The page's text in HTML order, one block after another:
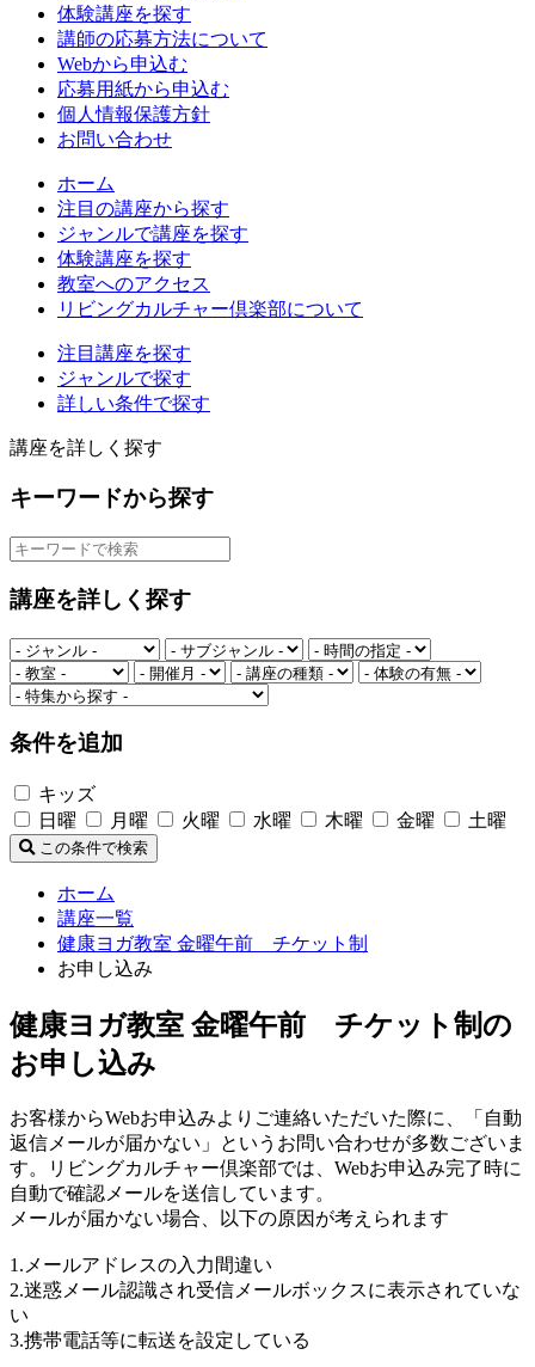
体験講座を探す
講師の応募方法について
Webから申込む
応募用紙から申込む
個人情報保護方針
お問い合わせ
ホーム
注目の講座から探す
ジャンルで講座を探す
体験講座を探す
教室へのアクセス
リビングカルチャー倶楽部について
注目講座を探す
ジャンルで探す
詳しい条件で探す
講座を詳しく探す
キーワードから探す
講座を詳しく探す
条件を追加
キッズ
日曜
月曜 火曜 水曜 木曜 金曜 土曜
この条件で検索
ホーム
講座一覧
健康ヨガ教室 金曜午前 チケット制
お申し込み
健康ヨガ教室 金曜午前 チケット制の
お申し込み
お客様からWebお申込みよりご連絡いただいた際に、「自動
返信メールが届かない」というお問い合わせが多数ございま
す。リビングカルチャー倶楽部では、Webお申込み完了時に
自動で確認メールを送信しています。
メールが届かない場合、以下の原因が考えられます
1.メールアドレスの入力間違い
2.迷惑メール認識され受信メールボックスに表示されていな
い
3.携帯電話等に転送を設定している